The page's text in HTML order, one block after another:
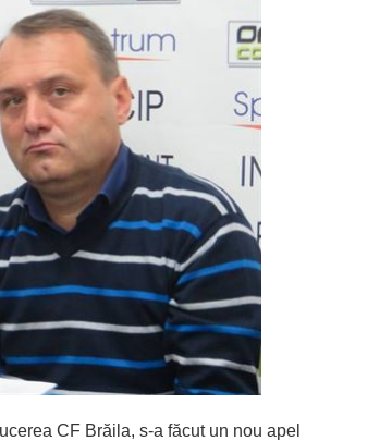
CF Brăila, s-a făcut un nou apel